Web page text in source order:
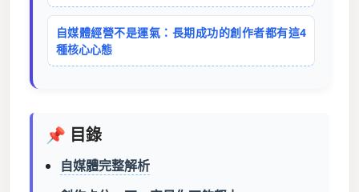
自媒體經營不是運氣：長期成功的創作者都有這4
種核心心態
📌 目錄
自媒體完整解析